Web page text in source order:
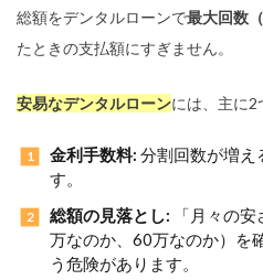
総額をデンタルローンで最大回数
たときの支払額にすぎません。
安易なデンタルローンには、主に2
金利手数料: 分割回数が増え
す。
総額の見落とし: 「月々の
万なのか、60万なのか）を
う危険があります。